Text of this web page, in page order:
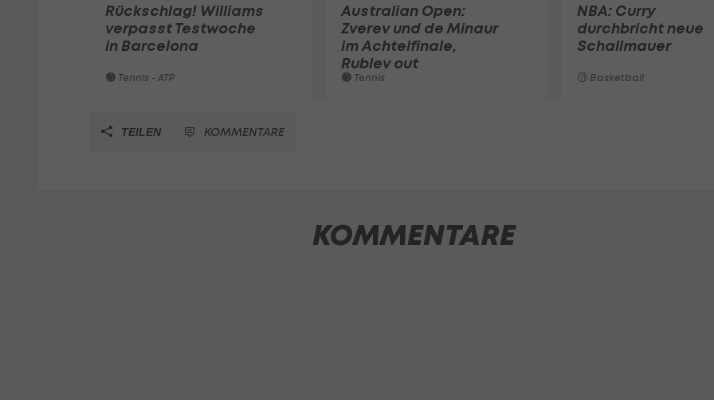
Rückschlag! Williams
verpasst Testwoche
in Barcelona
Tennis - ATP
Australian Open:
Zverev und de Minaur
im Achtelfinale,
Rublev out
Tennis
NBA: Curry
durchbricht neue
Schallmauer
Basketball
TEILEN KOMMENTARE
KOMMENTARE